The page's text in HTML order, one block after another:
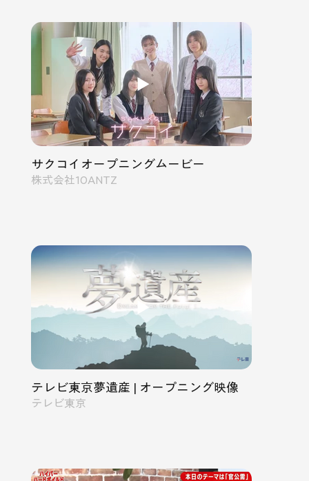
サクコイオープニングムービー
株式会社10ANTZ
テレビ東京夢遺産 | オープニング映像
テレビ東京